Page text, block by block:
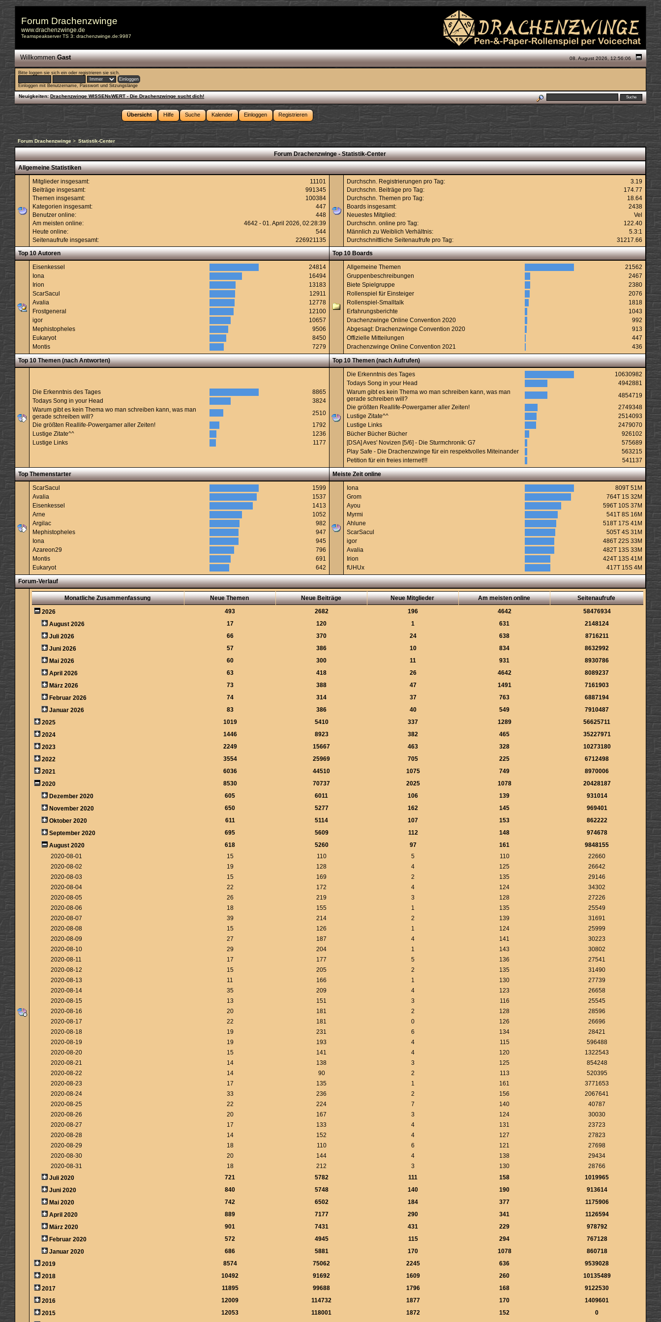
Forum Drachenzwinge
www.drachenzwinge.de
Teamspeakserver TS 3: drachenzwinge.de:9987
08. August 2026, 12:56:06
WillkommenGast
Bitte loggen sie sich ein oderregistrieren sie sich.
Einloggen mit Benutzername, Passwort und Sitzungslänge
Neuigkeiten: Drachenzwinge WISSENsWERT - Die Drachenzwinge sucht dich!
Übersicht Hilfe Suche Kalender Einloggen Registrieren
Forum Drachenzwinge > Statistik-Center
Forum Drachenzwinge - Statistik-Center
Allgemeine Statistiken
Mitglieder insgesamt:
11101
Beiträge insgesamt:
991345
Themen insgesamt:
100384
Kategorien insgesamt:
447
Benutzer online:
448
Am meisten online:
4642 - 01. April 2026, 02:28:39
Heute online:
544
Seitenaufrufe insgesamt:
226921135
Durchschn. Registrierungen pro Tag:
3.19
Durchschn. Beiträge pro Tag:
174.77
Durchschn. Themen pro Tag:
18.64
Boards insgesamt:
2438
Neuestes Mitglied:
Vel
Durchschn. online pro Tag:
122.40
Männlich zu Weiblich Verhältnis:
5.3:1
Durchschnittliche Seitenaufrufe pro Tag:
31217.66
Top 10 Autoren
Top 10 Boards
Eisenkessel
24814
Iona
16494
Irion
13183
ScarSacul
12911
Avalia
12778
Frostgeneral
12100
igor
10657
Mephistopheles
9506
Eukaryot
8450
Montis
7279
Allgemeine Themen
21562
Gruppenbeschreibungen
2467
Biete Spielgruppe
2380
Rollenspiel für Einsteiger
2076
Rollenspiel-Smalltalk
1818
Erfahrungsberichte
1043
Drachenzwinge Online Convention 2020
992
Abgesagt: Drachenzwinge Convention 2020
913
Offizielle Mitteilungen
447
Drachenzwinge Online Convention 2021
436
Top 10 Themen (nach Antworten)
Top 10 Themen (nach Aufrufen)
Die Erkenntnis des Tages
8865
Todays Song in your Head
3824
Warum gibt es kein Thema wo man schreiben kann, was man
gerade schreiben will?
2510
Die größten Reallife-Powergamer aller Zeiten!
1792
Lustige Zitate^^
1236
Lustige Links
1177
Die Erkenntnis des Tages
10630982
Todays Song in your Head
4942881
Warum gibt es kein Thema wo man schreiben kann, was man
gerade schreiben will?
4854719
Die größten Reallife-Powergamer aller Zeiten!
2749348
Lustige Zitate^^
2514093
Lustige Links
2479070
Bücher Bücher Bücher
926102
[DSA] Aves' Novizen [5/6] - Die Sturmchronik: G7
575689
Play Safe - Die Drachenzwinge für ein respektvolles Miteinander
563215
Petition für ein freies internet!!!
541137
Top Themenstarter
Meiste Zeit online
ScarSacul
1599
Avalia
1537
Eisenkessel
1413
Arne
1052
Argilac
982
Mephistopheles
947
Iona
945
Azareon29
796
Montis
691
Eukaryot
642
Iona
809T 51M
Grom
764T 1S 32M
Ayou
596T 10S 37M
Myrmi
541T 8S 16M
Ahlune
518T 17S 41M
ScarSacul
505T 4S 31M
igor
486T 22S 33M
Avalia
482T 13S 33M
Irion
424T 13S 41M
fUHUx
417T 15S 4M
Forum-Verlauf
Monatliche Zusammenfassung Neue Themen Neue Beiträge Neue Mitglieder Am meisten online
Seitenaufrufe
2026
493 2682 196 4642
58476934
August 2026
17 120 1 631
2148124
Juli 2026
66 370 24 638
8716211
Juni 2026
57 386 10 834
8632992
Mai 2026
60 300 11 931
8930786
April 2026
63 418 26 4642
8089237
März 2026
73 388 47 1491
7161903
Februar 2026
74 314 37 763
6887194
Januar 2026
83 386 40 549
7910487
2025
1019 5410 337 1289
56625711
2024
1446 8923 382 465
35227971
2023
2249 15667 463 328
10273180
2022
3554 25969 705 225
6712498
2021
6036 44510 1075 749
8970006
2020
8530 70737 2025 1078
20428187
Dezember 2020
605 6011 106 139
931014
November 2020
650 5277 162 145
969401
Oktober 2020
611 5114 107 153
862222
September 2020
695 5609 112 148
974678
August 2020
618 5260 97 161
9848155
2020-08-01
15 110 5 110
22660
2020-08-02
19 128 4 125
26642
2020-08-03
15 169 2 135
29146
2020-08-04
22 172 4 124
34302
2020-08-05
26 219 3 128
27226
2020-08-06
18 155 1 135
25549
2020-08-07
39 214 2 139
31691
2020-08-08
15 126 1 124
25999
2020-08-09
27 187 4 141
30223
2020-08-10
29 204 1 143
30802
2020-08-11
17 177 5 136
27541
2020-08-12
15 205 2 135
31490
2020-08-13
11 166 1 130
27739
2020-08-14
35 209 4 123
26658
2020-08-15
13 151 3 116
25545
2020-08-16
20 181 2 128
28596
2020-08-17
22 181 0 126
26696
2020-08-18
19 231 6 134
28421
2020-08-19
19 193 4 115
596488
2020-08-20
15 141 4 120
1322543
2020-08-21
14 138 3 125
854248
2020-08-22
14 90 2 113
520395
2020-08-23
17 135 1 161
3771653
2020-08-24
33 236 2 156
2067641
2020-08-25
22 224 7 140
40787
2020-08-26
20 167 3 124
30030
2020-08-27
17 133 4 131
23723
2020-08-28
14 152 4 127
27823
2020-08-29
18 110 6 121
27698
2020-08-30
20 144 4 138
29434
2020-08-31
18 212 3 130
28766
Juli 2020
721 5782 111 158
1019965
Juni 2020
840 5748 140 190
913614
Mai 2020
742 6502 184 377
1175906
April 2020
889 7177 290 341
1126594
März 2020
901 7431 431 229
978792
Februar 2020
572 4945 115 294
767128
Januar 2020
686 5881 170 1078
860718
2019
8574 75062 2245 636
9539028
2018
10492 91692 1609 260
10135489
2017
11895 99688 1796 168
9122530
2016
12009 114732 1877 170
1409601
2015
12053 118001 1872 152
0